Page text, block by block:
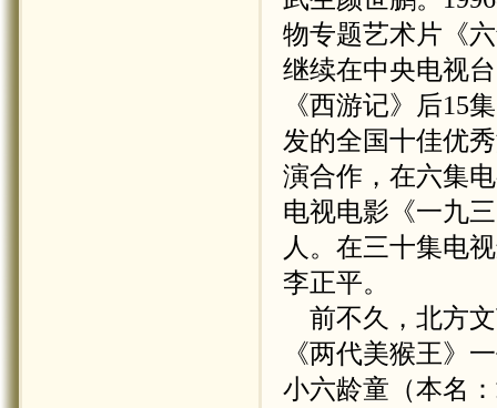
物专题艺术片《
继续在中央电视
《西游记》后15
发的全国十佳优
演合作，在六集
电视电影《一九
人。在三十集电
李正平。
前不久，北方
《两代美猴王》
小六龄童（本名